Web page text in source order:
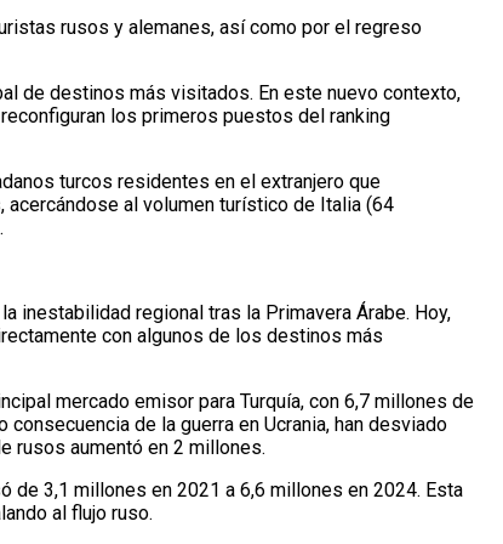
rusos y alemanes, así como por el regreso
de destinos más visitados. En este nuevo contexto,
los primeros puestos del ranking
turcos residentes en el extranjero que
al volumen turístico de Italia (64
inestabilidad regional tras la Primavera Árabe. Hoy,
con algunos de los destinos más
mercado emisor para Turquía, con 6,7 millones de
de la guerra en Ucrania, han desviado
rusos aumentó en 2 millones.
de 3,1 millones en 2021 a 6,6 millones en 2024. Esta
al flujo ruso.